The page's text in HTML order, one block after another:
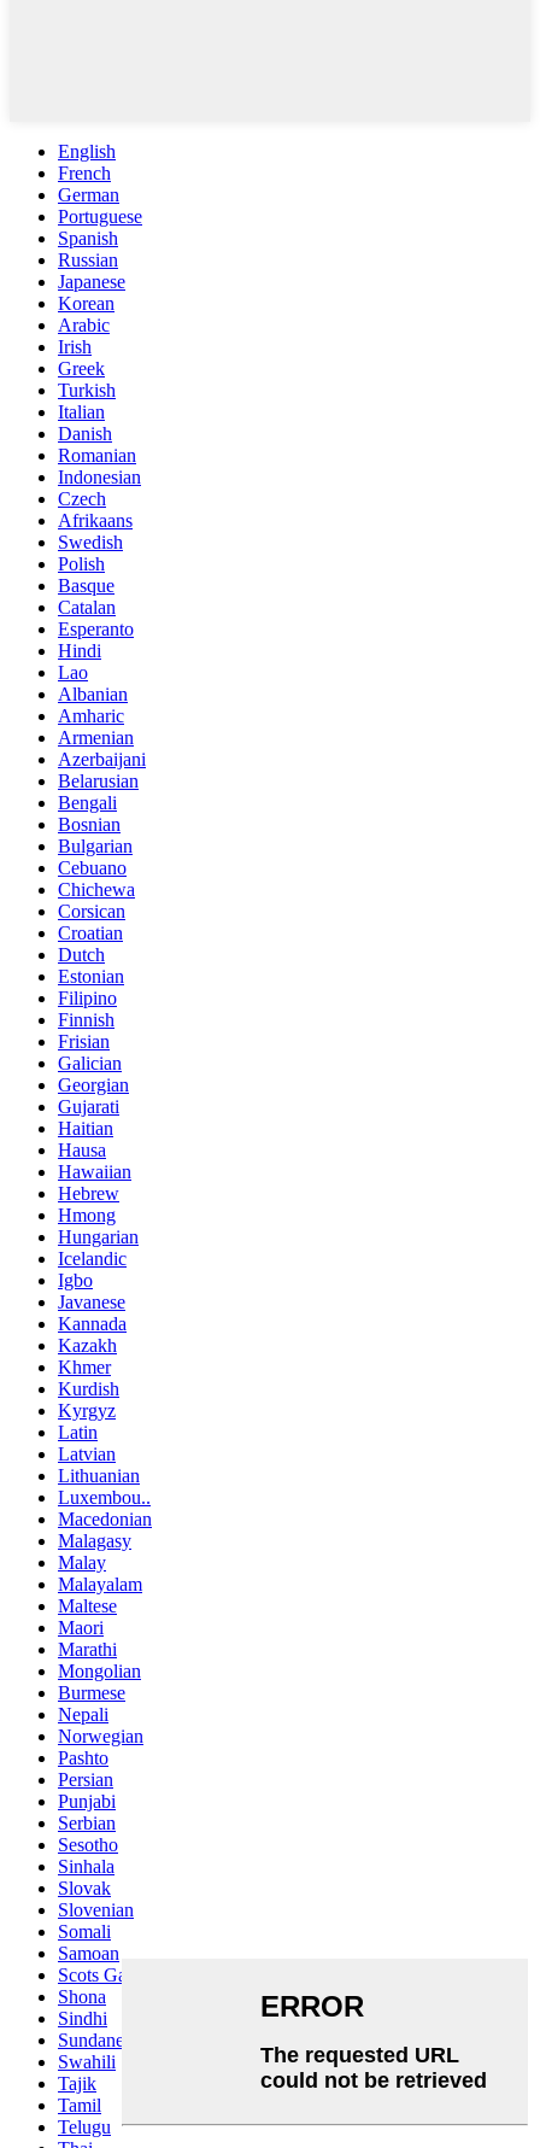
English
French
German
Portuguese
Spanish
Russian
Japanese
Korean
Arabic
Irish
Greek
Turkish
Italian
Danish
Romanian
Indonesian
Czech
Afrikaans
Swedish
Polish
Basque
Catalan
Esperanto
Hindi
Lao
Albanian
Amharic
Armenian
Azerbaijani
Belarusian
Bengali
Bosnian
Bulgarian
Cebuano
Chichewa
Corsican
Croatian
Dutch
Estonian
Filipino
Finnish
Frisian
Galician
Georgian
Gujarati
Haitian
Hausa
Hawaiian
Hebrew
Hmong
Hungarian
Icelandic
Igbo
Javanese
Kannada
Kazakh
Khmer
Kurdish
Kyrgyz
Latin
Latvian
Lithuanian
Luxembou..
Macedonian
Malagasy
Malay
Malayalam
Maltese
Maori
Marathi
Mongolian
Burmese
Nepali
Norwegian
Pashto
Persian
Punjabi
Serbian
Sesotho
Sinhala
Slovak
Slovenian
Somali
Samoan
Scots Gaelic
Shona
Sindhi
Sundanese
Swahili
Tajik
Tamil
Telugu